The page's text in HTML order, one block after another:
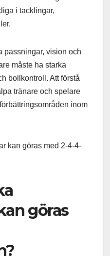
i tacklingar,
passningar, vision och
måste ha starka
bollkontroll. Att förstå
tränare och spelare
inom
göras